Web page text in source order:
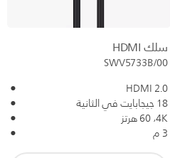
سلك HDMI
SWV5733B/00
HDMI 2.0
18 جيجابايت في الثانية
4K،‏ 60 هرتز
3 م